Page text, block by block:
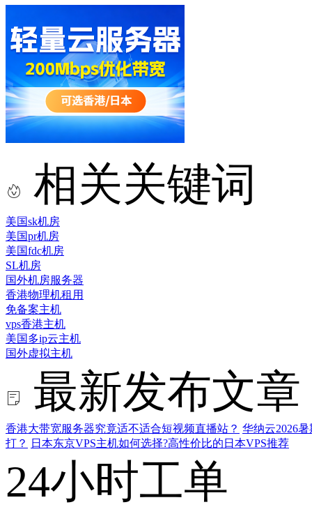
相关关键词
美国sk机房
美国pr机房
美国fdc机房
SL机房
国外机房服务器
香港物理机租用
免备案主机
vps香港主机
美国多ip云主机
国外虚拟主机
最新发布文章
香港大带宽服务器究竟适不适合短视频直播站？ 华纳云2026
打？
日本东京VPS主机如何选择?高性价比的日本VPS推荐
24小时工单